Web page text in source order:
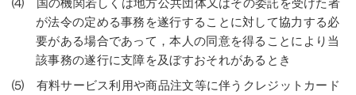
が法令の定める事務を遂行することに対して協力する必
要がある場合であって，本人の同意を得ることにより当
該事務の遂行に支障を及ぼすおそれがあるとき
⑸ 有料サービス利用や商品注文等に伴うクレジットカード